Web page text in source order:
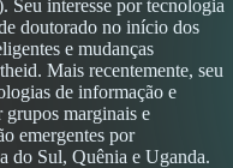
interesse por tecnologia
doutorado no início dos
e mudanças
Mais recentemente, seu
de informação e
marginais e
emergentes por
do Sul, Quênia e Uganda.